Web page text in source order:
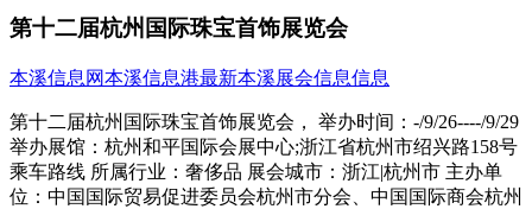
第十二届杭州国际珠宝首饰展览会
本溪信息网本溪信息港最新本溪展会信息信息
第十二届杭州国际珠宝首饰展览会， 举办时间：-/9/26----/9/29
举办展馆：杭州和平国际会展中心;浙江省杭州市绍兴路158号
乘车路线 所属行业：奢侈品 展会城市：浙江|杭州市 主办单
位：中国国际贸易促进委员会杭州市分会、中国国际商会杭州